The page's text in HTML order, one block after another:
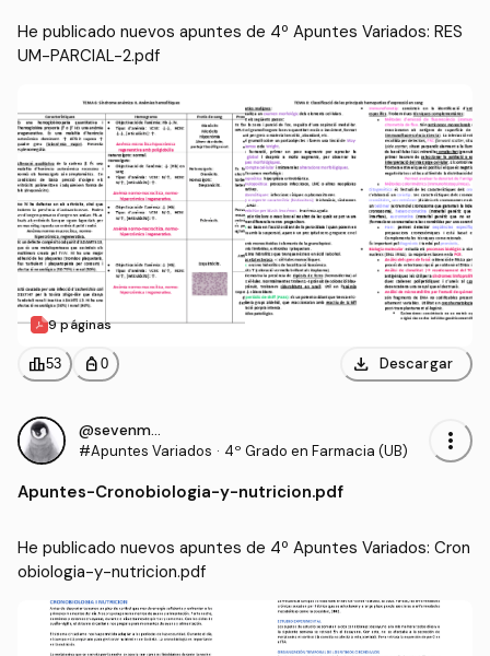
He publicado nuevos apuntes de 4º Apuntes Variados: RES
UM-PARCIAL-2.pdf
9 páginas
leaderboard53 personal_bag 0 download Descargar
@sevenmood
#Apuntes Variados · 4º Grado en Farmacia (UB) more_vert
Apuntes-Cronobiologia-y-nutricion.pdf
He publicado nuevos apuntes de 4º Apuntes Variados: Cron
obiologia-y-nutricion.pdf